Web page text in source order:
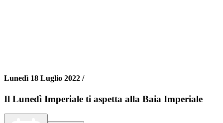
Lunedì 18 Luglio 2022 /
Il Lunedì Imperiale ti aspetta alla Baia Imperiale